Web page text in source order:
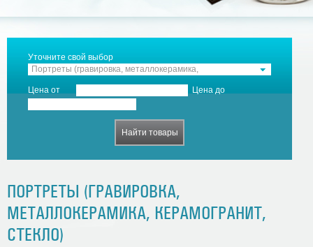
Уточните свой выбор
Портреты (гравировка, металлокерамика,
Цена от
Цена до
ПОРТРЕТЫ (ГРАВИРОВКА,
МЕТАЛЛОКЕРАМИКА, КЕРАМОГРАНИТ,
СТЕКЛО)